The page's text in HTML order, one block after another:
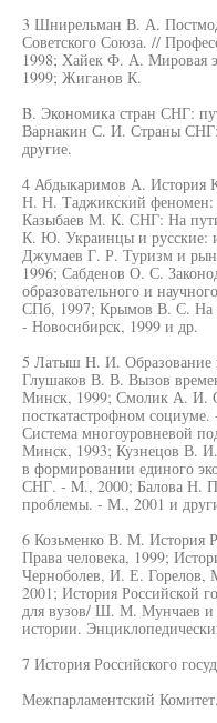
3 Шнирельман В. А.
Советского Союза. //
1998; Хайек Ф. А. Мировая
1999; Жиганов К.
B. Экономика стран СНГ:
Варнакин С. И. Страны СНГ:
другие.
4 Абдыкаримов А. История
Н. Н. Таджикский феномен:
Казыбаев М. К. СНГ: На
К. Ю. Украинцы и русские:
Джумаев Г. Р. Туризм и
1996; Сабденов О. С.
образовательного и
СПб, 1997; Крымов В. С. На
- Новосибирск, 1999 и др.
5 Латыш H. И. Образование
Глушаков В. В. Вызов
Минск, 1999; Смолик А. И.
посткатастрофном
Система многоуровневой
Минск, 1993; Кузнецов В. И.
в формировании единого
СНГ. - M., 2000; Балова Н.
проблемы. - М., 2001 и
6 Козьменко В. M. История
Права человека, 1999;
Черноболев, И. Е.
2001; История Российской
для вузов/ Ш. М. Мунчаев
истории.
7 История Российского
Межпарламентский Комитет.